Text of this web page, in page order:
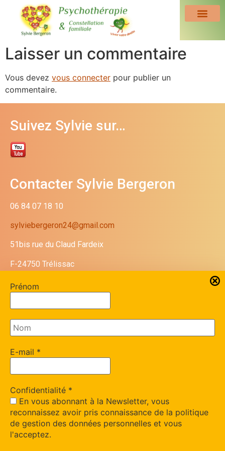
Prénom
E-mail *
Confidentialité *
En vous abonnant à la Newsletter, vous
reconnaissez avoir pris connaissance de la politique
de gestion des données personnelles et vous
l'acceptez.
Laisser un commentaire
Vous devez vous connecter pour publier un
commentaire.
Suivez Sylvie sur…
Contacter Sylvie Bergeron
06 84 07 18 10
sylviebergeron24@gmail.com
51bis rue du Claud Fardeix
F-24750 Trélissac
https://therapies-breves-24.fr/
Mentions légales